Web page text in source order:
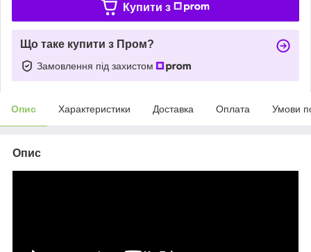
Купити з
Що таке купити з Пром?
Замовлення під захистом
Опис Характеристики Доставка Оплата Умови
Опис